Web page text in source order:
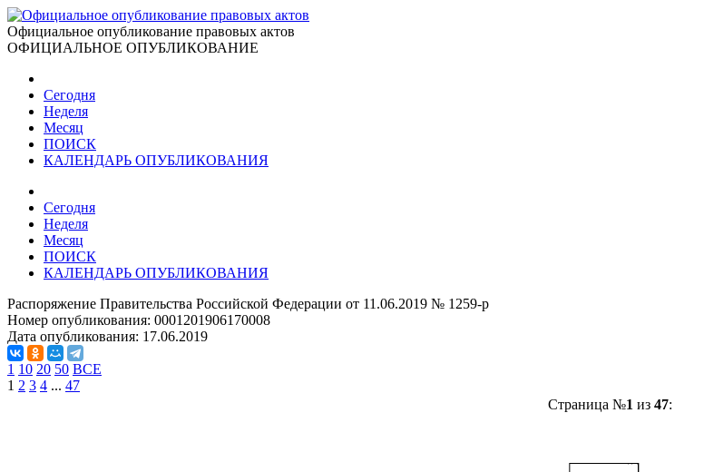
Официальное опубликование правовых актов
ОФИЦИАЛЬНОЕ ОПУБЛИКОВАНИЕ
Сегодня
Неделя
Месяц
ПОИСК
КАЛЕНДАРЬ ОПУБЛИКОВАНИЯ
Сегодня
Неделя
Месяц
ПОИСК
КАЛЕНДАРЬ ОПУБЛИКОВАНИЯ
Распоряжение Правительства Российской Федерации от 11.06.2019 № 1259-р
Номер опубликования: 0001201906170008
Дата опубликования: 17.06.2019
1 10 20 50 ВСЕ
1 2 3 4 ... 47
Страница №1 из 47: